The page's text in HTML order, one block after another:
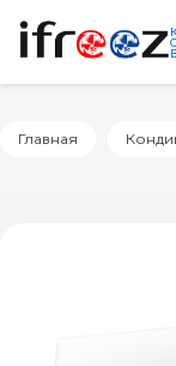
Главная